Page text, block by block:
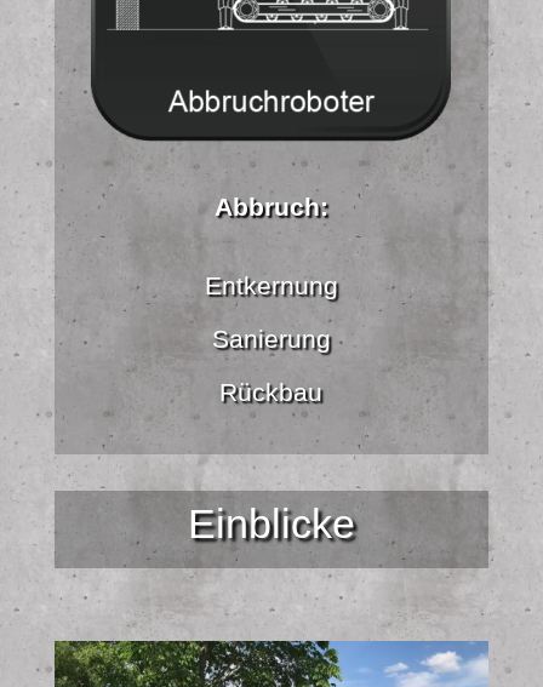
Abbruch:
Entkernung
Sanierung
Rückbau
Einblicke